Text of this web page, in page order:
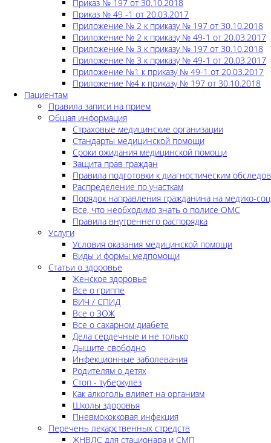
Приказ № 197 от 30.10.2018
Приказ № 49 -1 от 20.03.2017
Приложение № 2 к приказу № 197 от 30.10.2018
Приложение № 2 к приказу № 49-1 от 20.03.2017
Приложение № 3 к приказу № 197 от 30.10.2018
Приложение № 3 к приказу № 49-1 от 20.03.2017
Приложение №1 к приказу № 49-1 от 20.03.2017
Приложение №4 к приказу № 197 от 30.10.2018
Пациентам
Правила записи на прием
Общая информация
Страховые медицинские организации
Стандарты медицинской помощи
Сроки ожидания медицинской помощи
Защита прав граждан
Правила подготовки к диагностическим
Распределение по участкам
Порядок направления гражданина на медико-
Все, что необходимо знать о полисе ОМС
Правила внутреннего распорядка
Услуги
Условия оказания медицинской помощи
Виды и формы медпомощи
Статьи о здоровье
Женское здоровье
Все о гриппе
ВИЧ / СПИД
Все о ЗОЖ
Все о сахарном диабете
Дела сердечные и не только
Дышите свободно
Инфекционные заболевания
Родителям о детях
Стоп - туберкулез
Как алкоголь влияет на организм
Школы здоровья
Пневмококковая инфекция
Перечень лекарственных стредств
ЖНВЛС для стационара и СМП